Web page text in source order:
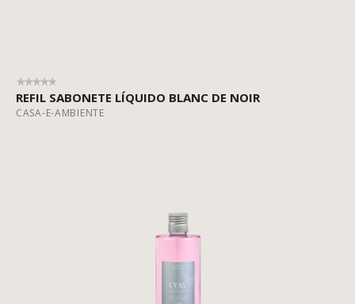
REFIL SABONETE LÍQUIDO BLANC DE NOIR
CASA-E-AMBIENTE